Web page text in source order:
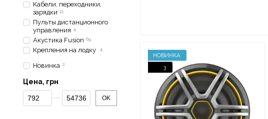
НОВИНКА
3
Кабели, переходники,
зарядки 11
Пульты дистанционного
управления 4
Акустика Fusion 69
Крепления на лодку 4
Новинка 2
Цена, грн
От Цена, грн
До Цена, грн OK